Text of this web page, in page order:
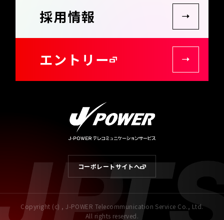
採用情報
エントリー
Copyright (c) , J-POWER Telecommunication Service Co., Ltd.
All rights reserved.